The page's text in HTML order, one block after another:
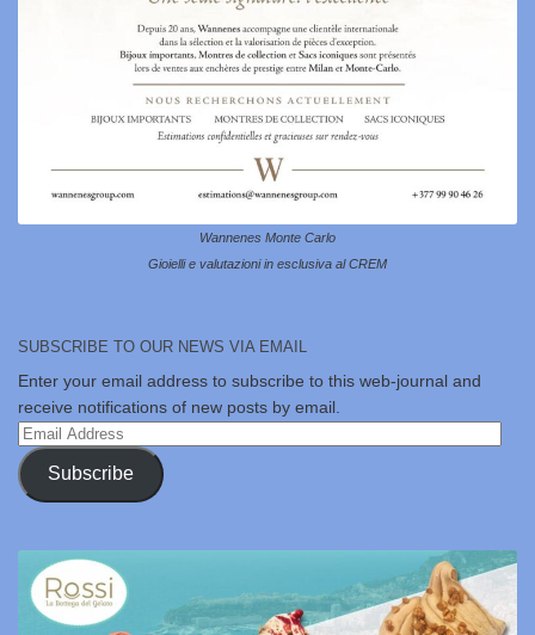
Wannenes Monte Carlo
Gioielli e valutazioni in esclusiva al CREM
SUBSCRIBE TO OUR NEWS VIA EMAIL
Enter your email address to subscribe to this web-journal and
receive notifications of new posts by email.
Email
Address
Subscribe